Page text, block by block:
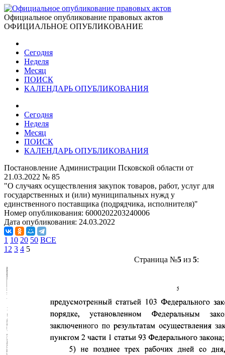
Официальное опубликование правовых актов
ОФИЦИАЛЬНОЕ ОПУБЛИКОВАНИЕ
Сегодня
Неделя
Месяц
ПОИСК
КАЛЕНДАРЬ ОПУБЛИКОВАНИЯ
Сегодня
Неделя
Месяц
ПОИСК
КАЛЕНДАРЬ ОПУБЛИКОВАНИЯ
Постановление Администрации Псковской области от
21.03.2022 № 85
"О случаях осуществления закупок товаров, работ, услуг для
государственных и (или) муниципальных нужд у
единственного поставщика (подрядчика, исполнителя)"
Номер опубликования: 6000202203240006
Дата опубликования: 24.03.2022
1 10 20 50 ВСЕ
1 2 3 4 5
Страница №5из 5: